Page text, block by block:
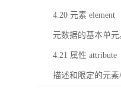
4.20 元素 element
元数据的基本单元
4.21 属性 attribute
描述和限定的元